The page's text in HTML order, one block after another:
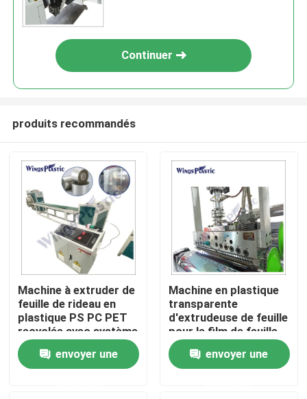
Maison
Produits
Continuer
produits recommandés
Machine à extruder de
feuille de rideau en
plastique PS PC PET
recyclée avec système
de commande PLC
envoyer une
Machine en plastique
transparente
d'extrudeuse de feuille
pour le film de feuille
de PC de l'ANIMAL
FAMILIER pp EVA
picoseconde
envoyer une